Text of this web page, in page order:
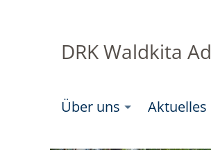
DRK Waldkita
Über uns Aktuelles